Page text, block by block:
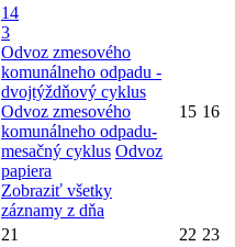
14
3
Odvoz zmesového
komunálneho odpadu -
dvojtýždňový cyklus
Odvoz zmesového
komunálneho odpadu-
mesačný cyklus Odvoz
papiera
Zobraziť všetky
záznamy z dňa
15 16
21 22 23